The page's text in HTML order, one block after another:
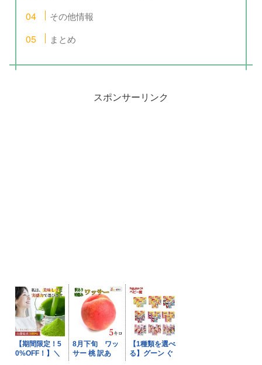
その他情報
まとめ
スポンサーリンク